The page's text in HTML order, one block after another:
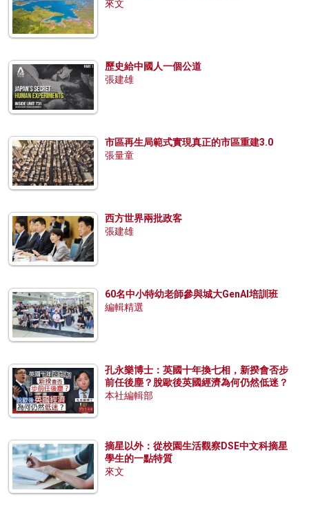
來文
歷史給中國人一個公道
張建雄
市區再生局範式實現真正的市區重建3.0
張量童
西方世界兩批政客
張建雄
60名中小特幼老師參與城大GenAI培訓班
編輯精選
孔永樂博士：英國十年換七相，新揆會否步
前任後塵？脫歐後英國經濟為何仍然低迷？
本社編輯部
摘星以外：從校園生活觀察DSE中文科摘星
學生的一點特質
來文